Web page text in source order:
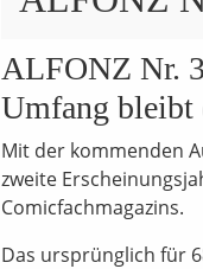
ALFONZ Nr.
Umfang bleibt
Mit der kommenden
zweite
Comicfachmagazins.
Das ursprünglich für